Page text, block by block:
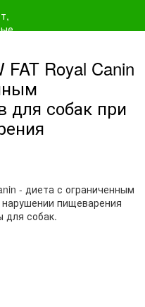
FAT Royal Canin
для собак при